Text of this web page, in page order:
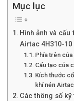
Mục lục
Hình ảnh và
Airtac 4H310-10
Phía trên của
Cấu tạo của
Kích thước
khí nén
Các thông số kỹ